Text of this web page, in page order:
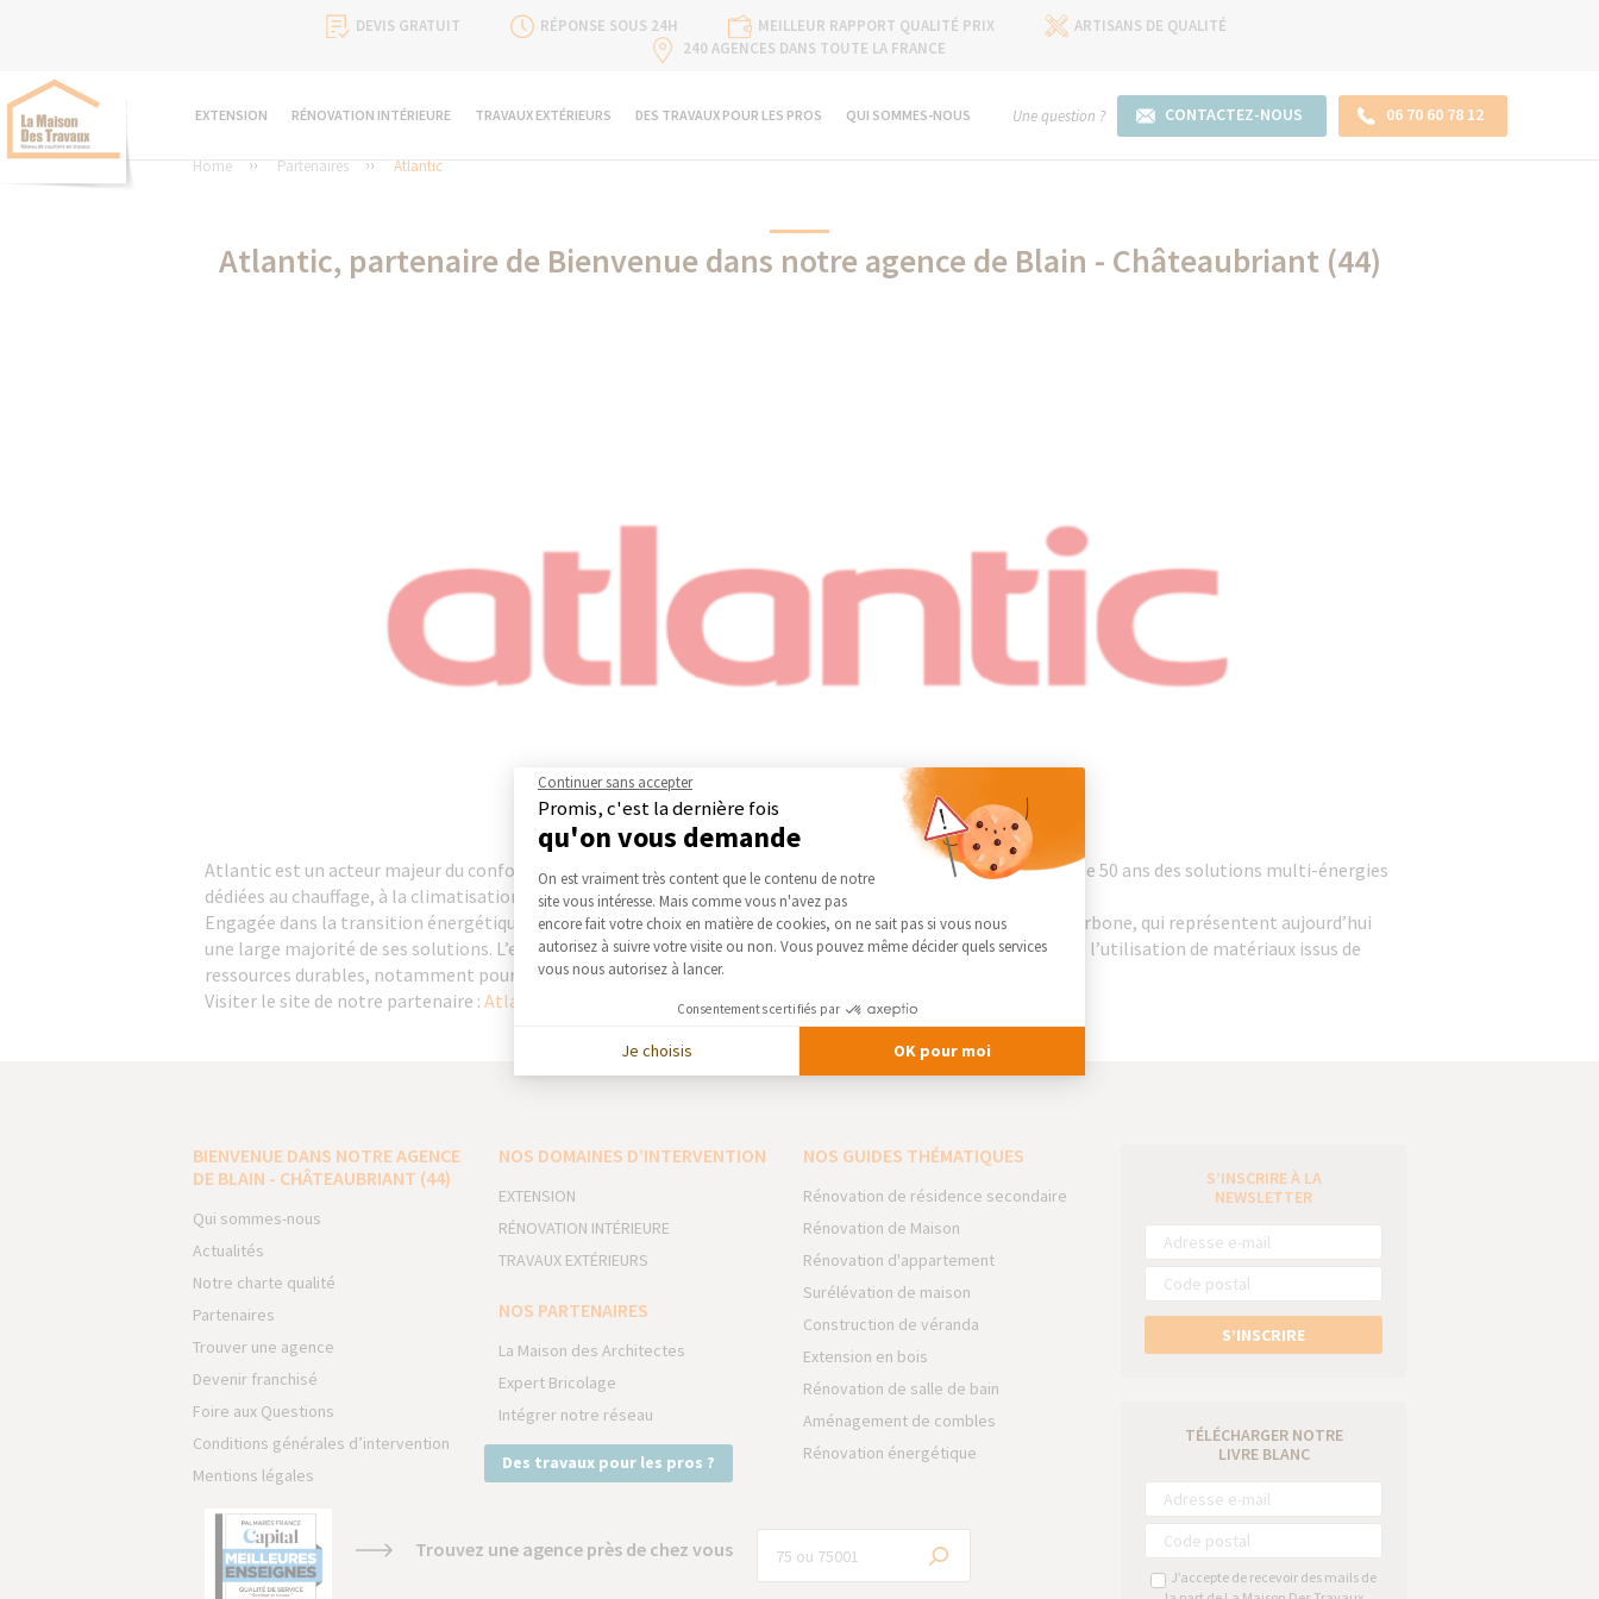
DEVIS GRATUIT RÉPONSE SOUS 24H MEILLEUR RAPPORT QUALITÉ PRIX
ARTISANS DE QUALITÉ
240 AGENCES DANS TOUTE LA FRANCE
EXTENSION RÉNOVATION INTÉRIEURE TRAVAUX EXTÉRIEURS DES TRAVAUX POUR LES PROS QUI SOMMES-NOUS Une question ? CONTACTEZ-NOUS 06 70 60 78 12
Home Partenaires Atlantic
Atlantic, partenaire de Bienvenue dans notre agence de Blain - Châteaubriant (44)
Atlantic est un acteur majeur du confort thermique en France. Entreprise familiale, elle conçoit depuis plus de 50 ans des solutions multi-énergies
dédiées au chauffage, à la climatisation, à la ventilation et à la production d’eau chaude sanitaire.
Engagée dans la transition énergétique, Atlantic développe des équipements privilégiant les énergies bas carbone, qui représentent aujourd’hui
une large majorité de ses solutions. L’entreprise intègre également une démarche responsable en favorisant l’utilisation de matériaux issus de
ressources durables, notamment pour ses emballages.
Visiter le site de notre partenaire : Atlantic — Chauffage et Ventilation
BIENVENUE DANS NOTRE AGENCE
DE BLAIN - CHÂTEAUBRIANT (44)
Qui sommes-nous
Actualités
Notre charte qualité
Partenaires
Trouver une agence
Devenir franchisé
Foire aux Questions
Conditions générales d’intervention
Mentions légales
NOS DOMAINES D’INTERVENTION
EXTENSION
RÉNOVATION INTÉRIEURE
TRAVAUX EXTÉRIEURS
NOS PARTENAIRES
La Maison des Architectes
Expert Bricolage
Intégrer notre réseau
Des travaux pour les pros ?
NOS GUIDES THÉMATIQUES
Rénovation de résidence secondaire
Rénovation de Maison
Rénovation d'appartement
Surélévation de maison
Construction de véranda
Extension en bois
Rénovation de salle de bain
Aménagement de combles
Rénovation énergétique
Trouvez une agence près de chez vous
S’INSCRIRE À LA
NEWSLETTER
S’INSCRIRE
TÉLÉCHARGER NOTRE
LIVRE BLANC
J’accepte de recevoir des mails de
Continuer sans accepter
Promis, c'est la dernière fois
qu'on vous demande
Plateforme de Gestion du Consentement : Personnalisez vos Options
On est vraiment très content que le contenu de notre
site vous intéresse. Mais comme vous n'avez pas
encore fait votre choix en matière de cookies, on ne sait pas si vous nous
autorisez à suivre votre visite ou non. Vous pouvez même décider quels services
vous nous autorisez à lancer.
Consentements certifiés par
Je choisis OK pour moi
Axeptio consent